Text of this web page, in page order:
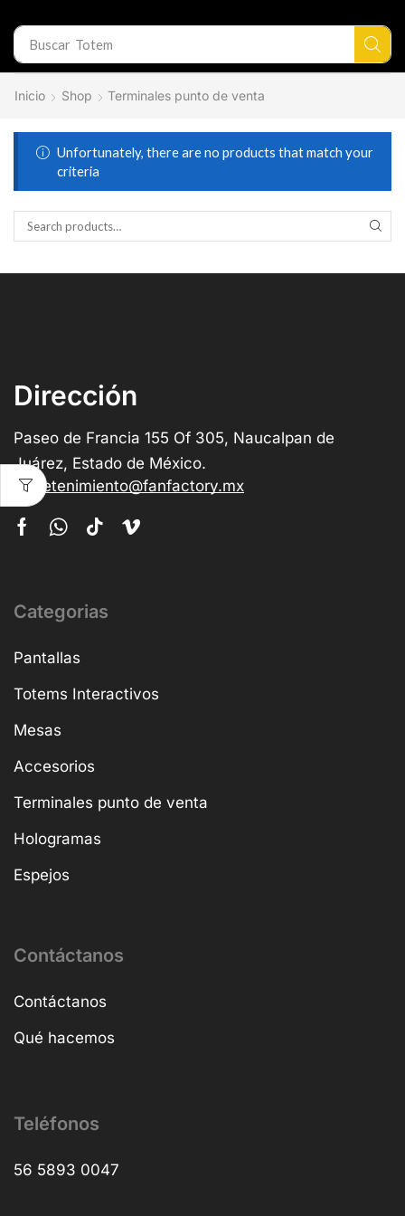
Buscar Totem
Inicio Shop Terminales punto de venta
Unfortunately, there are no products that match your
criteria
Dirección
Paseo de Francia 155 Of 305, Naucalpan de
Juárez, Estado de México.
entretenimiento@fanfactory.mx
Categorias
Pantallas
Totems Interactivos
Mesas
Accesorios
Terminales punto de venta
Hologramas
Espejos
Contáctanos
Contáctanos
Qué hacemos
Teléfonos
56 5893 0047